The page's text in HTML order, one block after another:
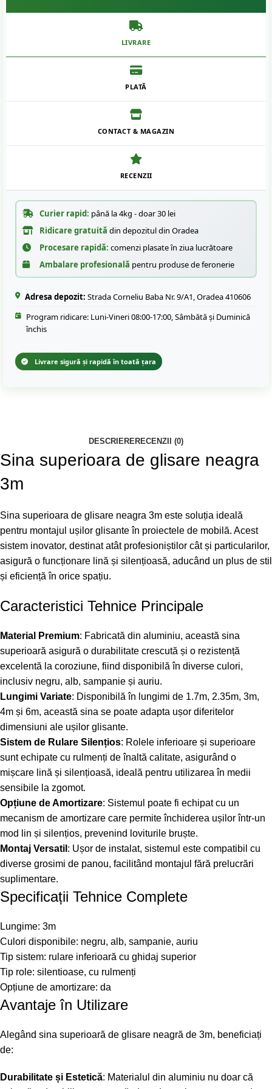
LIVRARE
PLATĂ
CONTACT & MAGAZIN
RECENZII
Curier rapid: până la 4kg - doar 30 lei
Ridicare gratuită din depozitul din Oradea
Procesare rapidă: comenzi plasate în ziua lucrătoare
Ambalare profesională pentru produse de feronerie
Adresa depozit: Strada Corneliu Baba Nr. 9/A1, Oradea 410606
Program ridicare: Luni-Vineri 08:00-17:00, Sâmbătă și Duminică
închis
Livrare sigură și rapidă în toată țara
DESCRIERERECENZII (0)
Sina superioara de glisare neagra
3m
Sina superioara de glisare neagra 3m este soluția ideală
pentru montajul ușilor glisante în proiectele de mobilă. Acest
sistem inovator, destinat atât profesioniștilor cât și particularilor,
asigură o funcționare lină și silențioasă, aducând un plus de stil
și eficiență în orice spațiu.
Caracteristici Tehnice Principale
Material Premium: Fabricată din aluminiu, această sina
superioară asigură o durabilitate crescută și o rezistență
excelentă la coroziune, fiind disponibilă în diverse culori,
inclusiv negru, alb, sampanie și auriu.
Lungimi Variate: Disponibilă în lungimi de 1.7m, 2.35m, 3m,
4m și 6m, această sina se poate adapta ușor diferitelor
dimensiuni ale ușilor glisante.
Sistem de Rulare Silențios: Rolele inferioare și superioare
sunt echipate cu rulmenți de înaltă calitate, asigurând o
mișcare lină și silențioasă, ideală pentru utilizarea în medii
sensibile la zgomot.
Opțiune de Amortizare: Sistemul poate fi echipat cu un
mecanism de amortizare care permite închiderea ușilor într-un
mod lin și silențios, prevenind loviturile bruște.
Montaj Versatil : Ușor de instalat, sistemul este compatibil cu
diverse grosimi de panou, facilitând montajul fără prelucrări
suplimentare.
Specificații Tehnice Complete
Lungime: 3m
Culori disponibile: negru, alb, sampanie, auriu
Tip sistem: rulare inferioară cu ghidaj superior
Tip role: silentioase, cu rulmenți
Opțiune de amortizare: da
Avantaje în Utilizare
Alegând sina superioară de glisare neagră de 3m, beneficiați
de:
Durabilitate și Estetică: Materialul din aluminiu nu doar că